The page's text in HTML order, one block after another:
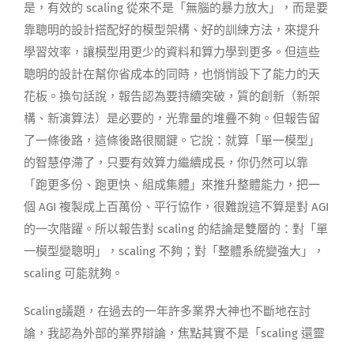
是，有效的 scaling 從來不是「無腦的暴力放大」，而是要
靠聰明的設計搭配好的模型架構、好的訓練方法，來提升
學習效率，讓模型用更少的資料和算力學到更多。但這些
聰明的設計在幫你省成本的同時，也悄悄設下了能力的天
花板。換句話說，報告認為要持續突破，質的創新（新架
構、新演算法）是必要的，光靠量的堆疊不夠。但報告留
了一條後路，這條後路很關鍵。它說：就算「單一模型」
的智慧停滯了，只要有效算力繼續成長，你仍然可以靠
「跑更多份、跑更快、組成集體」來推升整體能力，把一
個 AGI 複製成上百萬份、平行協作，很難說這不算是對 AGI
的一次階躍。所以報告對 scaling 的結論是雙層的：對「單
一模型變聰明」，scaling 不夠；對「整體系統變強大」，
scaling 可能就夠。
Scaling議題，在過去的一年許多業界大神也不斷地在討
論，我認為外部的業界辯論，焦點其實不是「scaling 還靈